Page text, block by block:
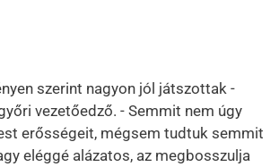
szerint nagyon jól játszottak -
vezetőedző. - Semmit nem úgy
erősségeit, mégsem tudtuk semmit
eléggé alázatos, az megbosszulja